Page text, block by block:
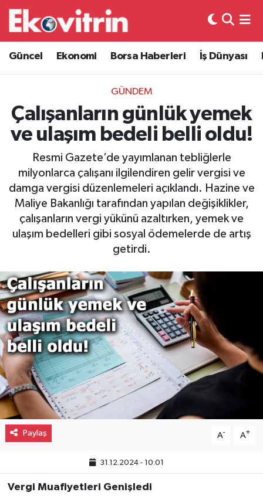
Güncel Ekonomi Borsa Haberleri İş Dünyası
GÜNDEM
Çalışanların günlük yemek
ve ulaşım bedeli belli oldu!
Resmi Gazete’de yayımlanan tebliğlerle
milyonlarca çalışanı ilgilendiren gelir vergisi ve
damga vergisi düzenlemeleri açıklandı. Hazine ve
Maliye Bakanlığı tarafından yapılan değişiklikler,
çalışanların vergi yükünü azaltırken, yemek ve
ulaşım bedelleri gibi sosyal ödemelerde de artış
getirdi.
Paylaş A- A+
31.12.2024 - 10:01
Vergi Muafiyetleri Genişledi
Güncel
Ekonomi
Borsa Haberleri
İş Dünyası
Lojistik
Otovitrin
Asayiş
Gayrimenkul
Spor
Eğitim
Hava Durumu
Trafik Durumu
Süper Lig Puan Durumu ve Fikstür
Tüm Manşetler
Son Dakika Haberleri
Haber Arşivi